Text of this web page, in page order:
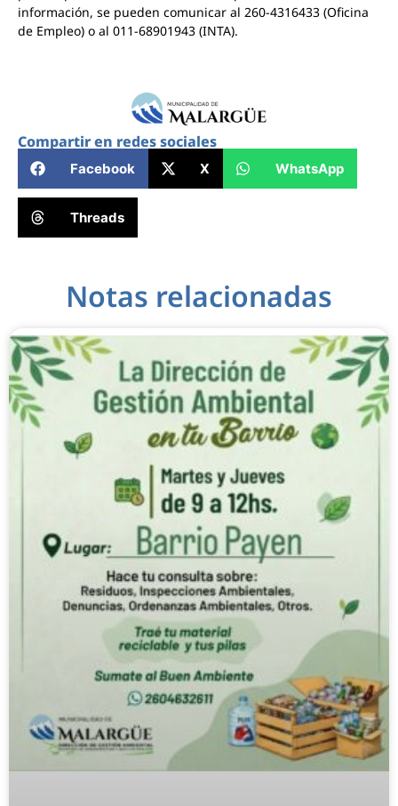
información, se pueden comunicar al 260-4316433 (Oficina
de Empleo) o al 011-68901943 (INTA).
Compartir en redes sociales
Facebook X WhatsApp
Threads
Notas relacionadas